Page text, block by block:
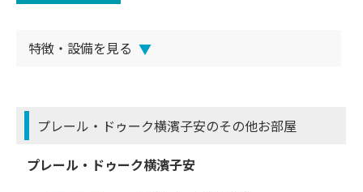
特徴・設備を見る ▼
プレール・ドゥーク横濱子安のその他お部屋
プレール・ドゥーク横濱子安